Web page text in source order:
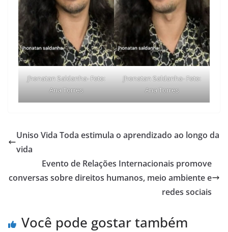
Jhonatan Saldanha- Foto:
Ana Torres
Jhonatan Saldanha- Foto:
Ana Torres
Uniso Vida Toda estimula o aprendizado ao longo da
vida
Evento de Relações Internacionais promove
conversas sobre direitos humanos, meio ambiente e
redes sociais
Você pode gostar também